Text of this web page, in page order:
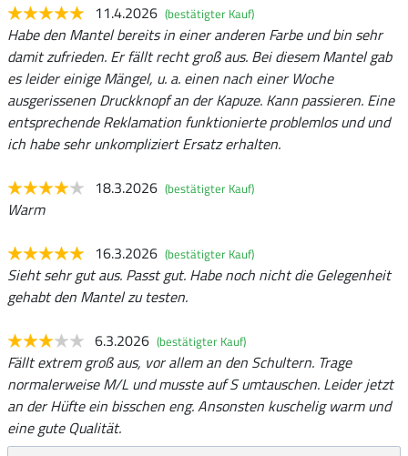
11.4.2026 (bestätigter Kauf)
Habe den Mantel bereits in einer anderen Farbe und bin sehr
damit zufrieden. Er fällt recht groß aus. Bei diesem Mantel gab
es leider einige Mängel, u. a. einen nach einer Woche
ausgerissenen Druckknopf an der Kapuze. Kann passieren. Eine
entsprechende Reklamation funktionierte problemlos und und
ich habe sehr unkompliziert Ersatz erhalten.
18.3.2026 (bestätigter Kauf)
Warm
16.3.2026 (bestätigter Kauf)
Sieht sehr gut aus. Passt gut. Habe noch nicht die Gelegenheit
gehabt den Mantel zu testen.
6.3.2026 (bestätigter Kauf)
Fällt extrem groß aus, vor allem an den Schultern. Trage
normalerweise M/L und musste auf S umtauschen. Leider jetzt
an der Hüfte ein bisschen eng. Ansonsten kuschelig warm und
eine gute Qualität.